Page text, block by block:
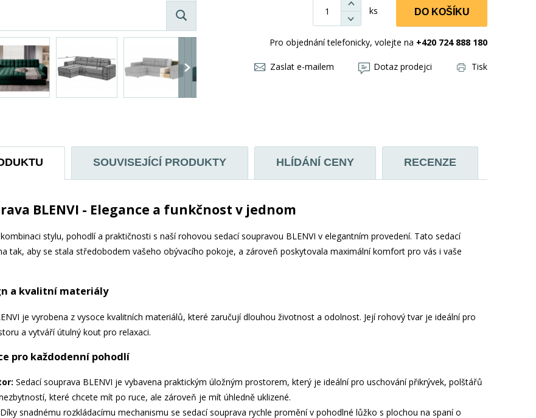
ks DO KOŠÍKU
Pro objednání telefonicky, volejte na +420 724 888 180
Zaslat e-mailem Dotaz prodejci Tisk
SOUVISEJÍCÍ PRODUKTY HLÍDÁNÍ CENY RECENZE
BLENVI - Elegance a funkčnost v jednom
stylu, pohodlí a praktičnosti s naší rohovou sedací soupravou BLENVI v elegantním provedení. Tato sedací
tak, aby se stala středobodem vašeho obývacího pokoje, a zároveň poskytovala maximální komfort pro vás i vaše
a kvalitní materiály
je vyrobena z vysoce kvalitních materiálů, které zaručují dlouhou životnost a odolnost. Její rohový tvar je ideální pro
a vytváří útulný kout pro relaxaci.
pro každodenní pohodlí
Sedací souprava BLENVI je vybavena praktickým úložným prostorem, který je ideální pro uschování přikrývek, polštářů
které chcete mít po ruce, ale zároveň je mít úhledně uklizené.
Díky snadnému rozkládacímu mechanismu se sedací souprava rychle promění v pohodlné lůžko s plochou na spaní o